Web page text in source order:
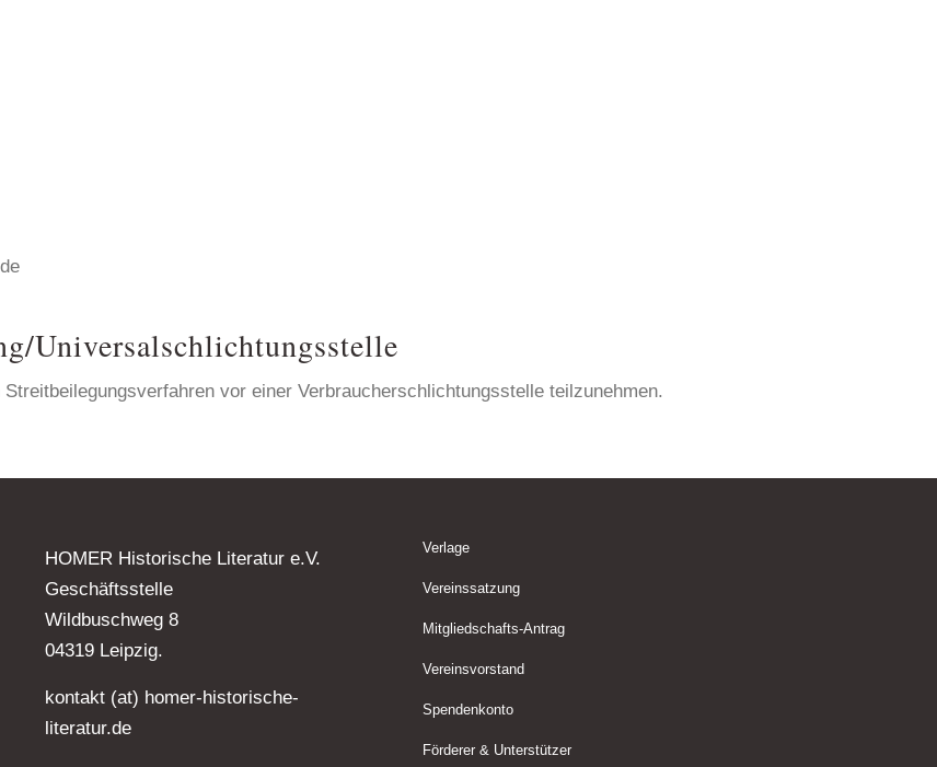
Universal­schlichtungs­stelle
vor einer Verbraucherschlichtungsstelle teilzunehmen.
HOMER Historische Literatur e.V.
Geschäftsstelle
Wildbuschweg 8
04319 Leipzig.
kontakt (at) homer-historische-
literatur.de
Verlage
Vereinssatzung
Mitgliedschafts-Antrag
Vereinsvorstand
Spendenkonto
Förderer & Unterstützer